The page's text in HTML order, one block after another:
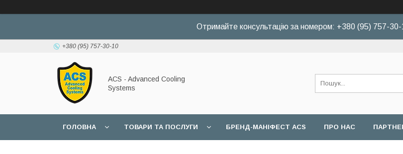
Отримайте консультацію за номером: +380 (95) 757-30-
+380 (95) 757-30-10
ACS - Advanced Cooling
Systems
ГОЛОВНА ТОВАРИ ТА ПОСЛУГИ БРЕНД-МАНІФЕСТ ACS ПРО НАС